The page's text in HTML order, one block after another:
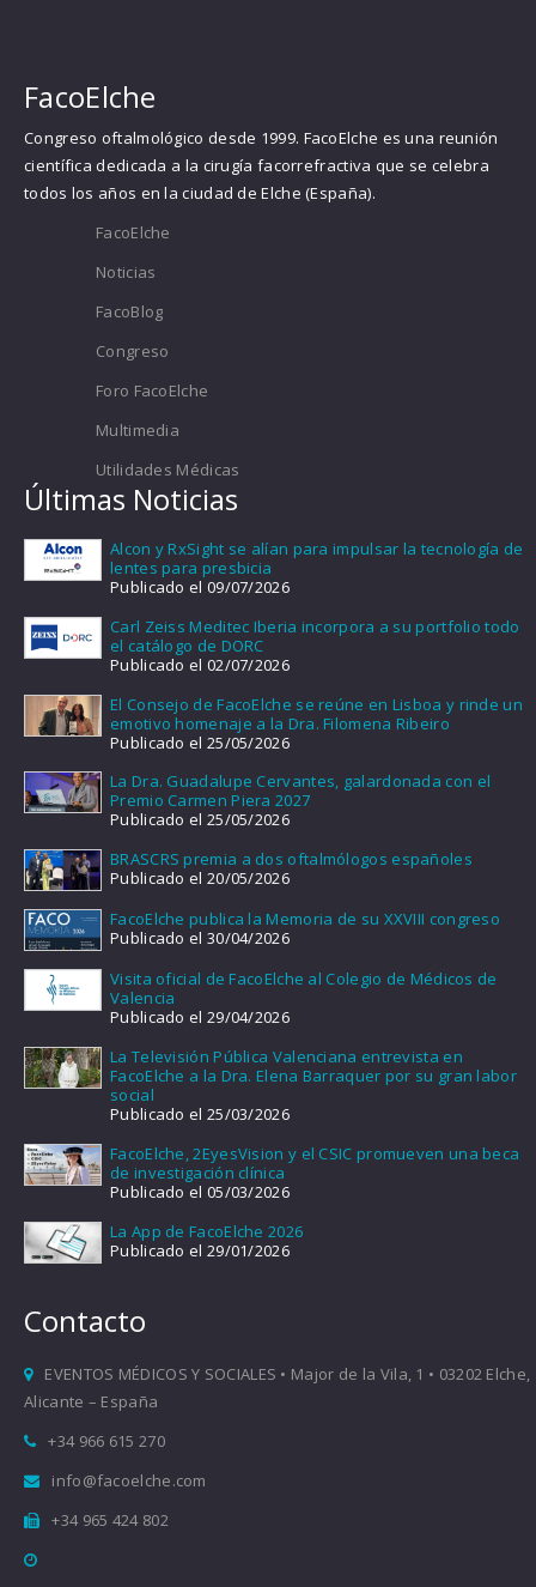
FacoElche
Congreso oftalmológico desde 1999. FacoElche es una reunión
científica dedicada a la cirugía facorrefractiva que se celebra
todos los años en la ciudad de Elche (España).
FacoElche
Noticias
FacoBlog
Congreso
Foro FacoElche
Multimedia
Utilidades Médicas
Últimas Noticias
Alcon y RxSight se alían para impulsar la tecnología de
lentes para presbicia
Publicado el 09/07/2026
Carl Zeiss Meditec Iberia incorpora a su portfolio todo
el catálogo de DORC
Publicado el 02/07/2026
El Consejo de FacoElche se reúne en Lisboa y rinde un
emotivo homenaje a la Dra. Filomena Ribeiro
Publicado el 25/05/2026
La Dra. Guadalupe Cervantes, galardonada con el
Premio Carmen Piera 2027
Publicado el 25/05/2026
BRASCRS premia a dos oftalmólogos españoles
Publicado el 20/05/2026
FacoElche publica la Memoria de su XXVIII congreso
Publicado el 30/04/2026
Visita oficial de FacoElche al Colegio de Médicos de
Valencia
Publicado el 29/04/2026
La Televisión Pública Valenciana entrevista en
FacoElche a la Dra. Elena Barraquer por su gran labor
social
Publicado el 25/03/2026
FacoElche, 2EyesVision y el CSIC promueven una beca
de investigación clínica
Publicado el 05/03/2026
La App de FacoElche 2026
Publicado el 29/01/2026
Contacto
EVENTOS MÉDICOS Y SOCIALES • Major de la Vila, 1 • 03202 Elche,
Alicante – España
+34 966 615 270
info@facoelche.com
+34 965 424 802